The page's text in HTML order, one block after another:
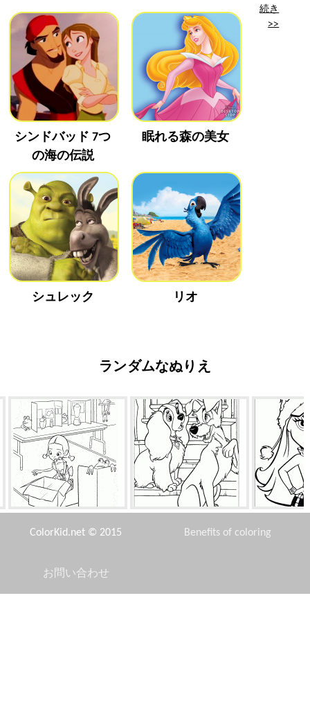
シンドバッド 7つ
の海の伝説
眠れる森の美女
シュレック リオ
続き
>>
ランダムなぬりえ
訓練を受けたカエル
真の友人のコミュニケーショ
キャッ
ColorKid.net © 2015 Benefits of coloring
お問い合わせ